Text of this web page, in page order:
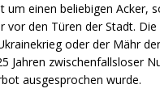
um einen beliebigen Acker,
vor den Türen der Stadt.
oder der Mähr
Jahren zwischenfallsloser
ausgesprochen wurde.